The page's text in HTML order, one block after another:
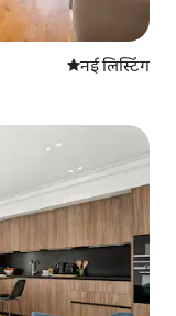
ठहरने की नई
नई लिस्टिंग